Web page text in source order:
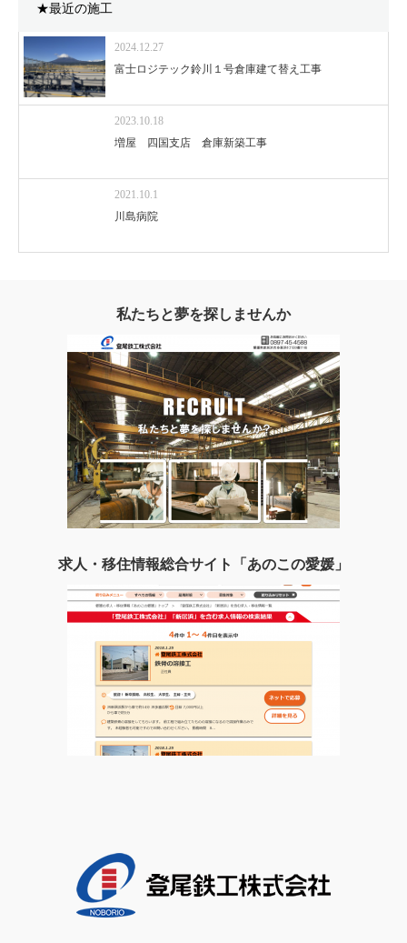
★最近の施工
2024.12.27
富士ロジテック鈴川１号倉庫建て替え工事
2023.10.18
増屋 四国支店 倉庫新築工事
2021.10.1
川島病院
私たちと夢を探しませんか
求人・移住情報総合サイト「あのこの愛媛」